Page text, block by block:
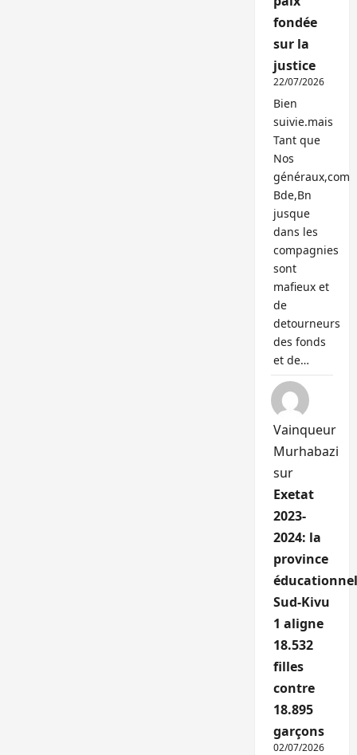
fondée
sur la
justice
22/07/2026
Bien
suivie.mais
Tant que
Nos
généraux,com
Bde,Bn
jusque
dans les
compagnies
sont
mafieux et
de
detourneurs
des fonds
et de…
Vainqueur
Murhabazi
sur
Exetat
2023-
2024: la
province
Sud-Kivu
1 aligne
18.532
filles
contre
18.895
garçons
02/07/2026